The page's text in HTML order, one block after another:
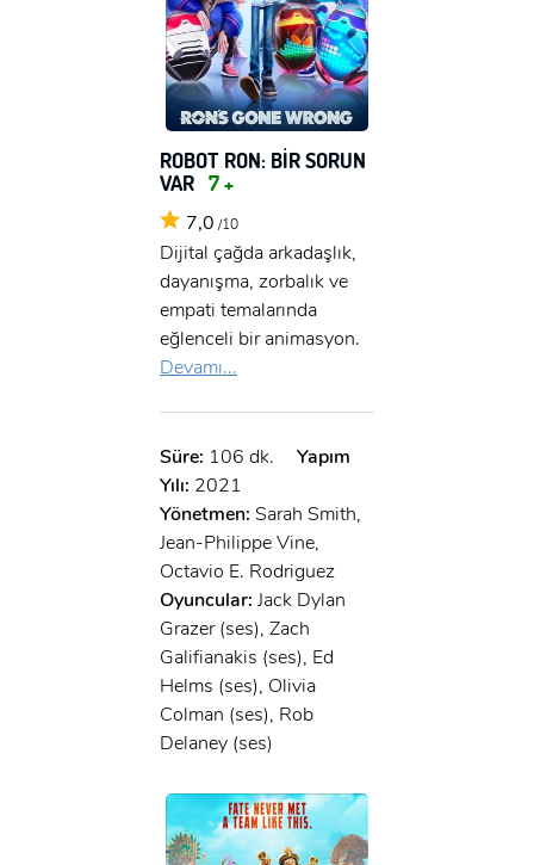
ROBOT RON: BİR SORUN
VAR 7 +
7,0 /10
Dijital çağda arkadaşlık,
dayanışma, zorbalık ve
empati temalarında
eğlenceli bir animasyon.
Devamı...
Süre: 106 dk.
Yapım
Yılı: 2021
Yönetmen: Sarah Smith,
Jean-Philippe Vine,
Octavio E. Rodriguez
Oyuncular: Jack Dylan
Grazer (ses), Zach
Galifianakis (ses), Ed
Helms (ses), Olivia
Colman (ses), Rob
Delaney (ses)